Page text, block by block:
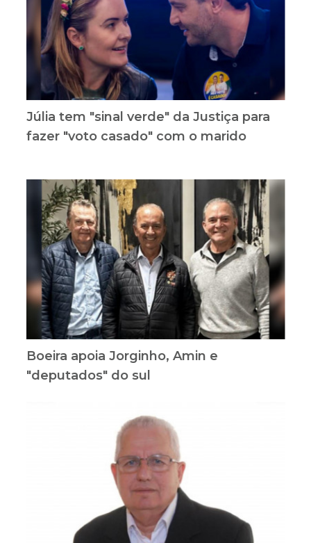
Júlia tem "sinal verde" da Justiça para
fazer "voto casado" com o marido
Boeira apoia Jorginho, Amin e
"deputados" do sul